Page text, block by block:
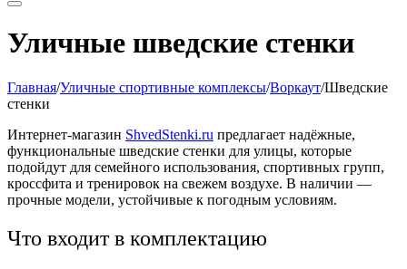
Уличные шведские стенки
Главная/Уличные спортивные комплексы/Воркаут/Шведские
стенки
Интернет-магазин ShvedStenki.ru предлагает надёжные,
функциональные шведские стенки для улицы, которые
подойдут для семейного использования, спортивных групп,
кроссфита и тренировок на свежем воздухе. В наличии —
прочные модели, устойчивые к погодным условиям.
Что входит в комплектацию